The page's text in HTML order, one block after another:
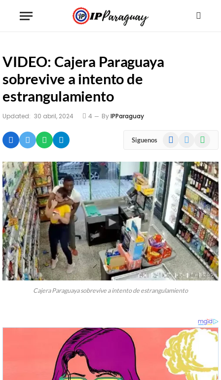
VIDEO: Cajera Paraguaya
sobrevive a intento de
estrangulamiento
Updated: 30 abril, 2024 4 ByIPParaguay
Siguenos Facebook
Cajera Paraguaya sobrevive a intento de estrangulamiento